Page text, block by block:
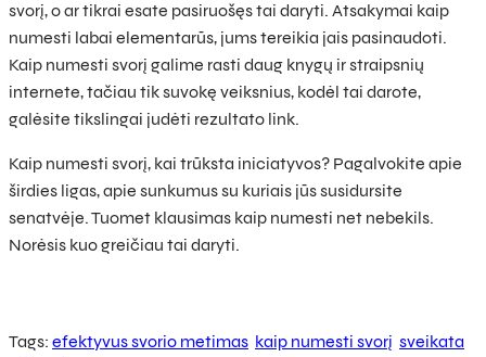
svorį, o ar tikrai esate pasiruošęs tai daryti. Atsakymai kaip
numesti labai elementarūs, jums tereikia jais pasinaudoti.
Kaip numesti svorį galime rasti daug knygų ir straipsnių
internete, tačiau tik suvokę veiksnius, kodėl tai darote,
galėsite tikslingai judėti rezultato link.
Kaip numesti svorį, kai trūksta iniciatyvos? Pagalvokite apie
širdies ligas, apie sunkumus su kuriais jūs susidursite
senatvėje. Tuomet klausimas kaip numesti net nebekils.
Norėsis kuo greičiau tai daryti.
Tags: efektyvus svorio metimas kaip numesti svorį sveikata